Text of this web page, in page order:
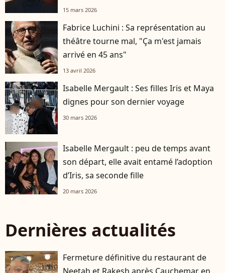
15 mars 2026
Fabrice Luchini : Sa représentation au
théâtre tourne mal, "Ça m'est jamais
arrivé en 45 ans"
13 avril 2026
Isabelle Mergault : Ses filles Iris et Maya
dignes pour son dernier voyage
30 mars 2026
Isabelle Mergault : peu de temps avant
son départ, elle avait entamé l’adoption
d’Iris, sa seconde fille
20 mars 2026
Dernières actualités
Fermeture définitive du restaurant de